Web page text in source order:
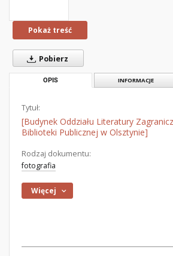
Pokaż treść
Pobierz
OPIS INFORMACJE
Tytuł:
[Budynek Oddziału Literatury
Biblioteki Publicznej w Olsztynie]
Rodzaj dokumentu:
fotografia
Więcej